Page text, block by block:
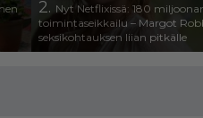
2. Nyt Netflixissä: 180
toimintaseikkailu – Margot
seksikohtauksen liian pitkälle